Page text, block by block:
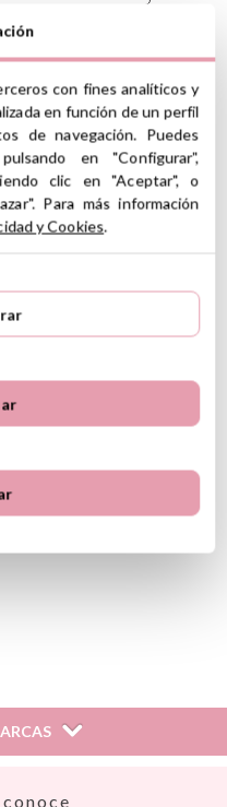
a dejar el biberón!
a su manos pequeñitas. Su
ideal para las encías de tu
la boquilla que la
se adapta a la tapa de la
taza de entrenamiento que
peques
incorporada
también se adapta a la tapa
de la taza con borde de
(GPSR).
con fines analíticos y
en función de un perfil
de navegación. Puedes
en "Configurar",
clic en "Aceptar", o
Para más información
y Cookies.